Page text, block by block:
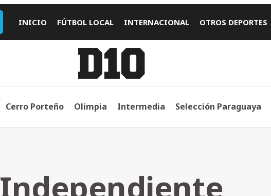
INICIO FÚTBOL LOCAL INTERNACIONAL OTROS DEPORTES
Cerro Porteño Olimpia Intermedia Selección Paraguaya
Independiente